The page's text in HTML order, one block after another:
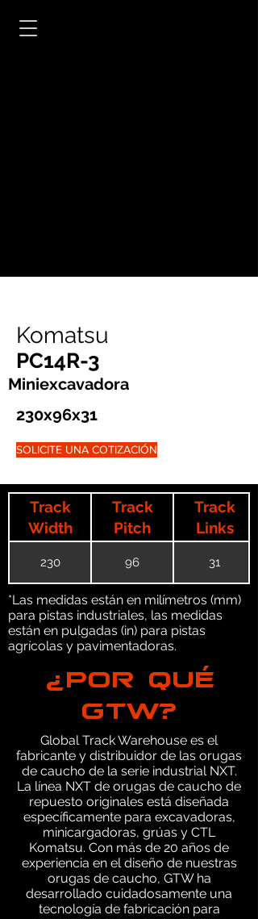
Komatsu
PC14R-3
Miniexcavadora
230x96x31
SOLICITE UNA COTIZACIÓN
Track
Width
Track
Pitch
Track
Links
230 96 31
*Las medidas están en milímetros (mm)
para pistas industriales, las medidas
están en pulgadas (in) para pistas
agrícolas y pavimentadoras.
¿POR QUÉ
GTW?
Global Track Warehouse es el
fabricante y distribuidor de las orugas
de caucho de la serie industrial NXT.
La línea NXT de orugas de caucho de
repuesto originales está diseñada
específicamente para excavadoras,
minicargadoras, grúas y CTL
Komatsu. Con más de 20 años de
experiencia en el diseño de nuestras
orugas de caucho, GTW ha
desarrollado cuidadosamente una
tecnología de fabricación para